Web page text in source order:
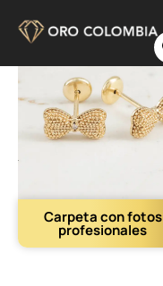
Carpeta con fotos
profesionales